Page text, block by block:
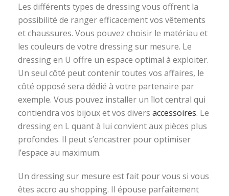
Les différents types de dressing vous offrent la
possibilité de ranger efficacement vos vêtements
et chaussures. Vous pouvez choisir le matériau et
les couleurs de votre dressing sur mesure. Le
dressing en U offre un espace optimal à exploiter.
Un seul côté peut contenir toutes vos affaires, le
côté opposé sera dédié à votre partenaire par
exemple. Vous pouvez installer un îlot central qui
contiendra vos bijoux et vos divers accessoires. Le
dressing en L quant à lui convient aux pièces plus
profondes. Il peut s’encastrer pour optimiser
l’espace au maximum.
Un dressing sur mesure est fait pour vous si vous
êtes accro au shopping. Il épouse parfaitement